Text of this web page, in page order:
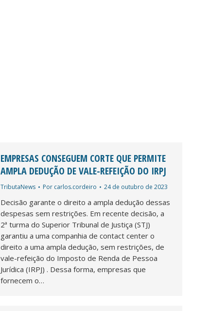
EMPRESAS CONSEGUEM CORTE QUE PERMITE
AMPLA DEDUÇÃO DE VALE-REFEIÇÃO DO IRPJ
TributaNews Por carlos.cordeiro 24 de outubro de 2023
Decisão garante o direito a ampla dedução dessas
despesas sem restrições. Em recente decisão, a
2ª turma do Superior Tribunal de Justiça (STJ)
garantiu a uma companhia de contact center o
direito a uma ampla dedução, sem restrições, de
vale-refeição do Imposto de Renda de Pessoa
Jurídica (IRPJ) . Dessa forma, empresas que
fornecem o…